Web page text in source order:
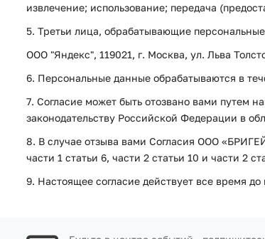
извлечение; использование; передача
5. Третьи лица, обрабатывающие
ООО "Яндекс", 119021, г. Москва, ул. Льва
6. Персональные данные обрабатываются в
7. Согласие может быть отозвано вами путем
законодательству Российской Федерации в
8. В случае отзыва вами Согласия ООО
части 1 статьи 6, части 2 статьи 10 и части 2
9. Настоящее согласие действует все время